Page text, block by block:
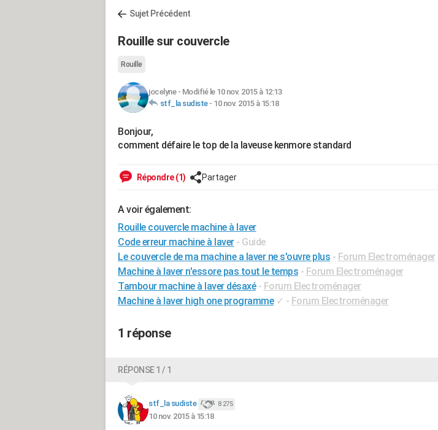
Sujet Précédent
Rouille sur couvercle
Rouille
jocelyne- Modifié le 10 nov. 2015 à 12:13
stf_la sudiste- 10 nov. 2015 à 15:18
Bonjour,
comment défaire le top de la laveuse kenmore standard
Répondre (1) Partager
A voir également:
Rouille couvercle machine à laver
Code erreur machine à laver - Guide
Le couvercle de ma machine a laver ne s'ouvre plus - Forum Electroménager
Machine à laver n'essore pas tout le temps - Forum Electroménager
Tambour machine à laver désaxé - Forum Electroménager
Machine à laver high one programme ✓ - Forum Electroménager
1 réponse
RÉPONSE 1 / 1
stf_la sudiste 8 275
10 nov. 2015 à 15:18